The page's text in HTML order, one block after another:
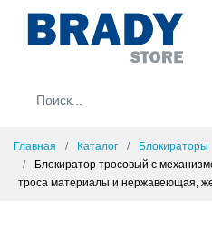
Главная Каталог Блокираторы
Блокиратор тросовый с
троса материалы и нержавеющая,